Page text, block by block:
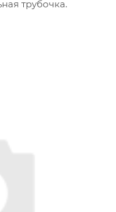
трубочка.